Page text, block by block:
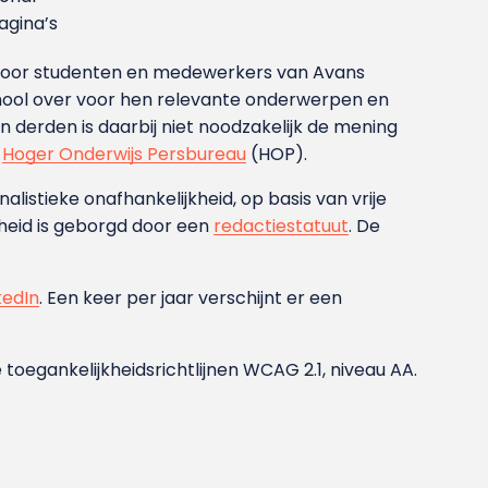
studenten en medewerkers van Avans
over voor hen relevante onderwerpen en
is daarbij niet noodzakelijk de mening
Hoger Onderwijs Persbureau (HOP).
onafhankelijkheid, op basis van vrije
is geborgd door een redactiestatuut. De
. Een keer per jaar verschijnt er een
WCAG 2.1, niveau AA.